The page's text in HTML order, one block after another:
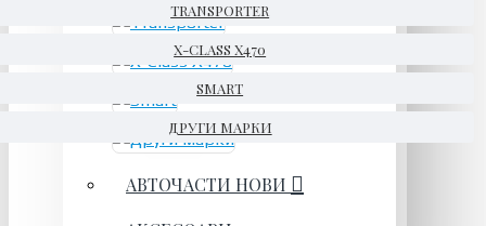
TRANSPORTER
X-CLASS X470
SMART
ДРУГИ МАРКИ
АВТОЧАСТИ НОВИ